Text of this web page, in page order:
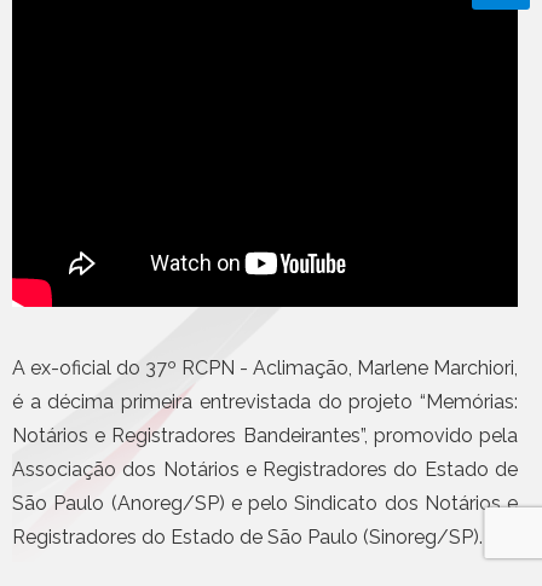
A ex-oficial do 37º RCPN - Aclimação, Marlene Marchiori,
é a décima primeira entrevistada do projeto “Memórias:
Notários e Registradores Bandeirantes”, promovido pela
Associação dos Notários e Registradores do Estado de
São Paulo (Anoreg/SP) e pelo Sindicato dos Notários e
Registradores do Estado de São Paulo (Sinoreg/SP).